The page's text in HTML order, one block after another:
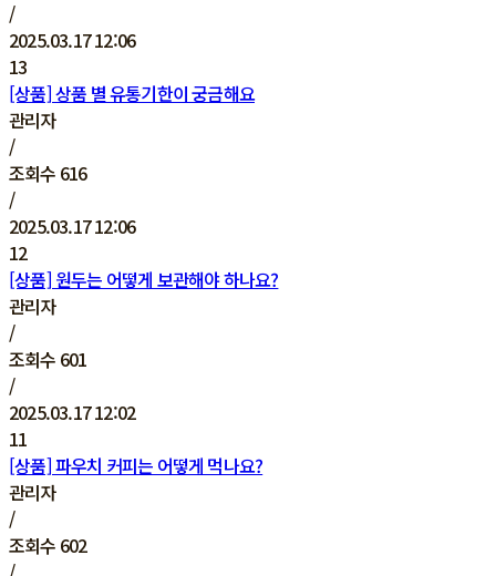
/
2025.03.17 12:06
13
[상품] 상품 별 유통기한이 궁금해요
관리자
/
조회수 616
/
2025.03.17 12:06
12
[상품] 원두는 어떻게 보관해야 하나요?
관리자
/
조회수 601
/
2025.03.17 12:02
11
[상품] 파우치 커피는 어떻게 먹나요?
관리자
/
조회수 602